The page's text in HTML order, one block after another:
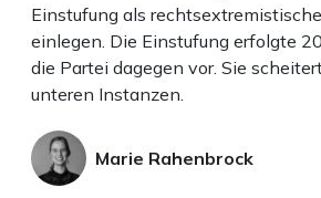
Einstufung als
einlegen. Die Einstufung erfolgte
die Partei dagegen vor. Sie
unteren Instanzen.
Marie Rahenbrock